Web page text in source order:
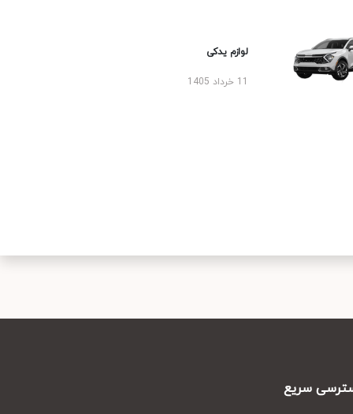
لوازم یدکی
سریع